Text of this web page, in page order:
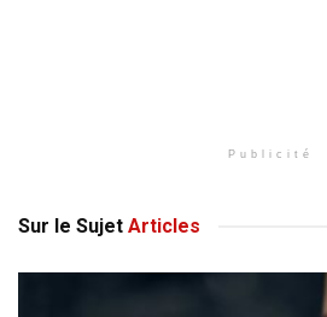
Publicité
Sur le Sujet Articles